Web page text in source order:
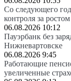
Со следующего
контроля за
06.08.2026 10:12
Пауэрбанк без
Нижневартовске
06.08.2026 9:45
Работающие
увеличенные